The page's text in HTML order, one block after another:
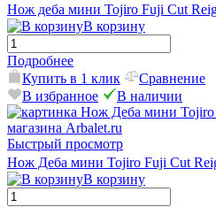
Нож деба мини Tojiro Fuji Cut
В корзину
Подробнее
Купить в 1 клик
Сравнение
В избранное
В наличии
Быстрый просмотр
Нож Деба мини Tojiro Fuji Cut
В корзину